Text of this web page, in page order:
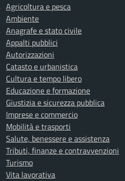
Agricoltura e pesca
Ambiente
Anagrafe e stato civile
Appalti pubblici
Autorizzazioni
Catasto e urbanistica
Cultura e tempo libero
Educazione e formazione
Giustizia e sicurezza pubblica
Imprese e commercio
Mobilità e trasporti
Salute, benessere e assistenza
Tributi, finanze e contravvenzioni
Turismo
Vita lavorativa